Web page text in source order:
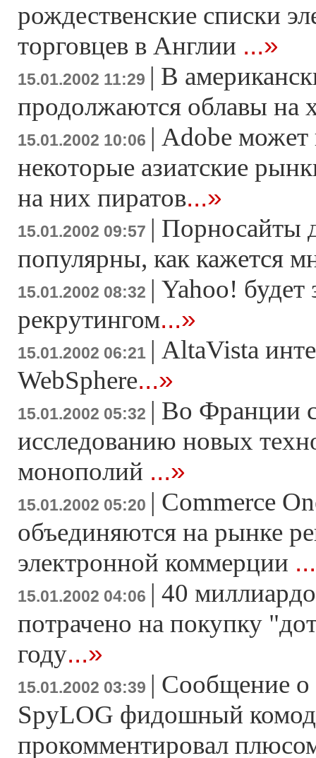
рождественские списки
торговцев в Англии ...»
15.01.2002 11:29 | В
продолжаются облавы на
15.01.2002 10:06 | Adobe может
некоторые азиатские
на них пиратов...»
15.01.2002 09:57 | Порносайты
популярны, как кажется
15.01.2002 08:32 | Yahoo! будет
рекрутингом...»
15.01.2002 06:21 | AltaVista
WebSphere...»
15.01.2002 05:32 | Во Франции
исследованию новых
монополий ...»
15.01.2002 05:20 | Commerce
объединяются на рынке
электронной коммерции
15.01.2002 04:06 | 40
потрачено на покупку
году...»
15.01.2002 03:39 | Cообщение о
SpyLOG фидошный
прокомментировал